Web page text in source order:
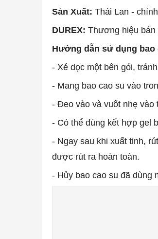
Sản Xuất: Thái Lan -
DUREX: Thương hiệu bán
Hướng dẫn sử dụng bao
- Xé dọc một bên gói,
- Mang bao cao su vào
- Đeo vào và vuốt nhẹ vào
- Có thể dùng kết hợp gel
- Ngay sau khi xuất tinh,
được rút ra hoàn toàn.
- Hủy bao cao su đã dùng